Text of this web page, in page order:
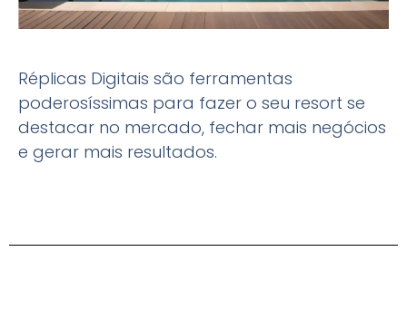
Réplicas Digitais são ferramentas
poderosíssimas para fazer o seu resort se
destacar no mercado, fechar mais negócios
e gerar mais resultados.